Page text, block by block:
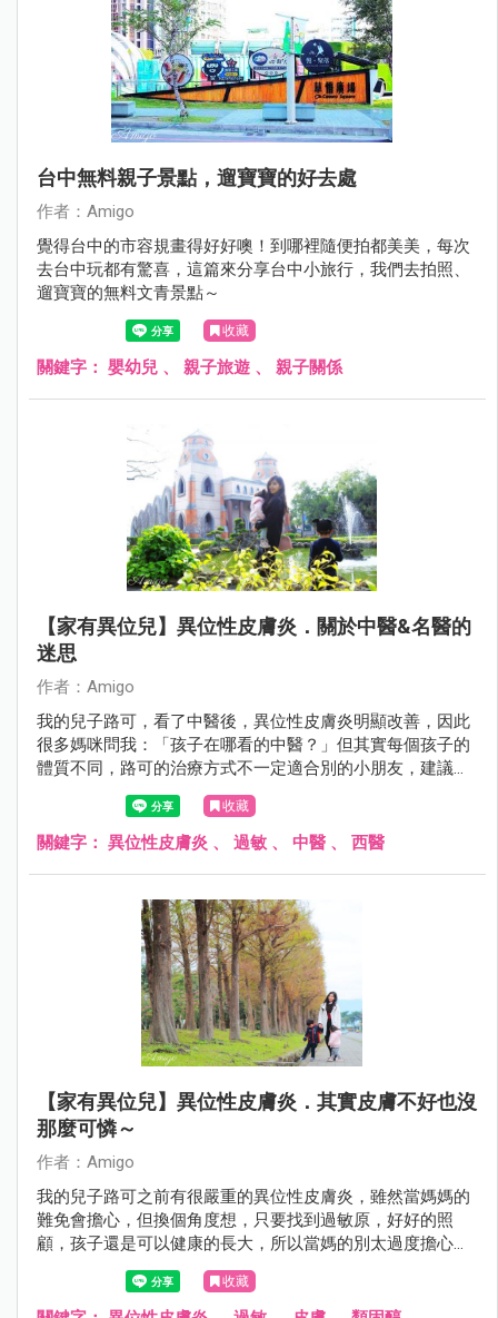
台中無料親子景點，遛寶寶的好去處
作者：Amigo
覺得台中的市容規畫得好好噢！到哪裡隨便拍都美美，每次
去台中玩都有驚喜，這篇來分享台中小旅行，我們去拍照、
遛寶寶的無料文青景點～
收藏
關鍵字： 嬰幼兒 、 親子旅遊 、 親子關係
【家有異位兒】異位性皮膚炎．關於中醫&名醫的
迷思
作者：Amigo
我的兒子路可，看了中醫後，異位性皮膚炎明顯改善，因此
很多媽咪問我：「孩子在哪看的中醫？」但其實每個孩子的
體質不同，路可的治療方式不一定適合別的小朋友，建議家
長還是要請醫生診斷，才能做出最好的醫療處置喔！
收藏
關鍵字： 異位性皮膚炎 、 過敏 、 中醫 、 西醫
【家有異位兒】異位性皮膚炎．其實皮膚不好也沒
那麼可憐～
作者：Amigo
我的兒子路可之前有很嚴重的異位性皮膚炎，雖然當媽媽的
難免會擔心，但換個角度想，只要找到過敏原，好好的照
顧，孩子還是可以健康的長大，所以當媽的別太過度擔心
收藏